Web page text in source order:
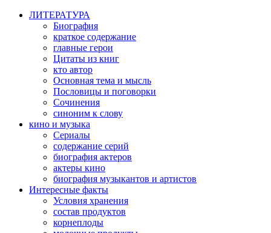
ЛИТЕРАТУРА
Биография
краткое содержание
главные герои
Цитаты из книг
кто автор
Основная тема и мысль
Пословицы и поговорки
Сочинения
синоним к слову
кино и музыка
Сериалы
содержание серий
биография актеров
актеры кино
биография музыкантов и артистов
Интересные факты
Условия хранения
состав продуктов
корнеплоды